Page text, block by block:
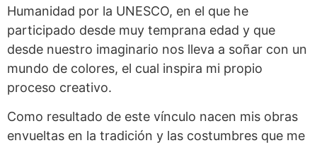
Humanidad por la UNESCO, en el que he
participado desde muy temprana edad y que
desde nuestro imaginario nos lleva a soñar con un
mundo de colores, el cual inspira mi propio
proceso creativo.
Como resultado de este vínculo nacen mis obras
envueltas en la tradición y las costumbres que me